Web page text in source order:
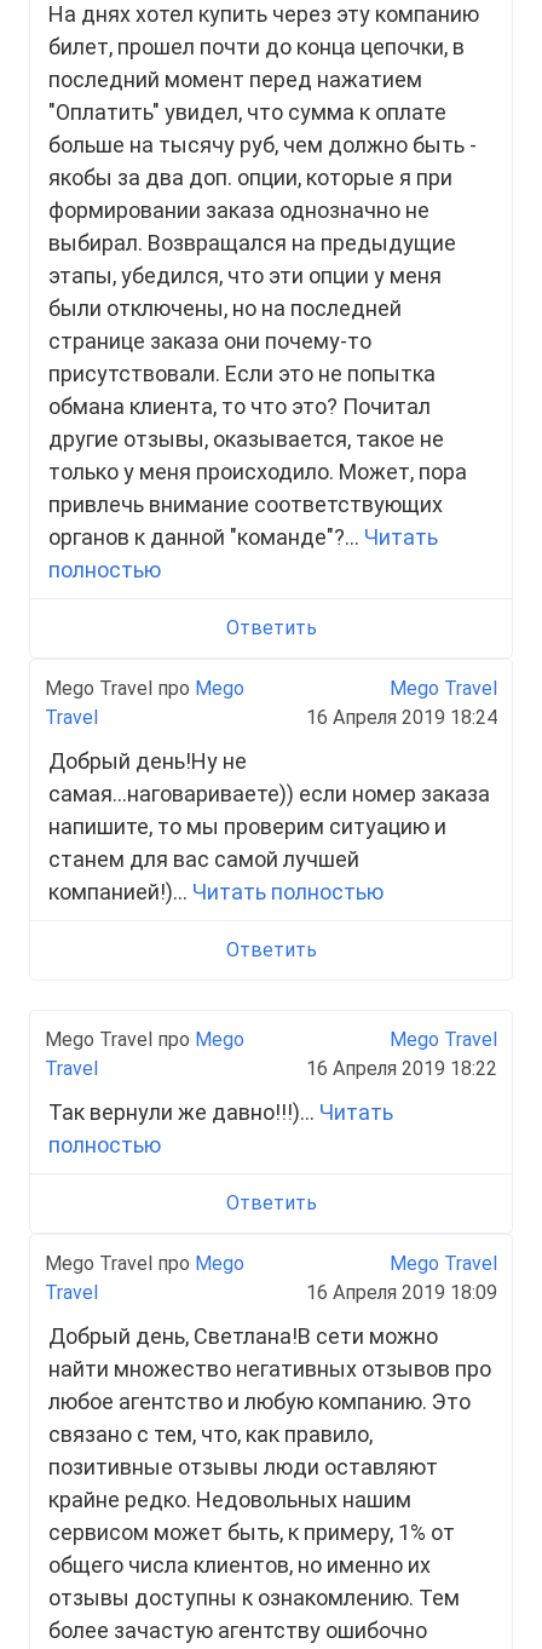
На днях хотел купить через эту компанию
билет, прошел почти до конца цепочки, в
последний момент перед нажатием
"Оплатить" увидел, что сумма к оплате
больше на тысячу руб, чем должно быть -
якобы за два доп. опции, которые я при
формировании заказа однозначно не
выбирал. Возвращался на предыдущие
этапы, убедился, что эти опции у меня
были отключены, но на последней
странице заказа они почему-то
присутствовали. Если это не попытка
обмана клиента, то что это? Почитал
другие отзывы, оказывается, такое не
только у меня происходило. Может, пора
привлечь внимание соответствующих
органов к данной "команде"?... Читать
полностью
Ответить
Mego Travel про Mego
Travel
Mego Travel
16 Апреля 2019 18:24
Добрый день!Ну не
самая...наговариваете)) если номер заказа
напишите, то мы проверим ситуацию и
станем для вас самой лучшей
компанией!)... Читать полностью
Ответить
Mego Travel про Mego
Travel
Mego Travel
16 Апреля 2019 18:22
Так вернули же давно!!!)... Читать
полностью
Ответить
Mego Travel про Mego
Travel
Mego Travel
16 Апреля 2019 18:09
Добрый день, Светлана!В сети можно
найти множество негативных отзывов про
любое агентство и любую компанию. Это
связано с тем, что, как правило,
позитивные отзывы люди оставляют
крайне редко. Недовольных нашим
сервисом может быть, к примеру, 1% от
общего числа клиентов, но именно их
отзывы доступны к ознакомлению. Тем
более зачастую агентству ошибочно